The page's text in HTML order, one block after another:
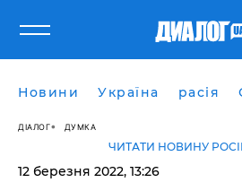
Новини Україна расія
ДІАЛОГ ДУМКА
ЧИТАТИ НОВИНУ
12 березня 2022, 13:26